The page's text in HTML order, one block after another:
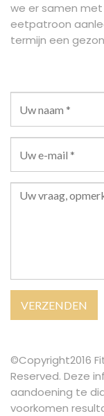
we er samen
eetpatroon
termijn een
©Copyright2016
Reserved. Deze
aandoening te
voorkomen